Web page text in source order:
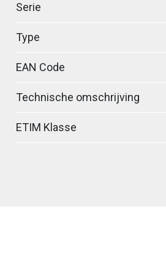
Serie
Type
EAN Code
Technische omschrijving
ETIM Klasse